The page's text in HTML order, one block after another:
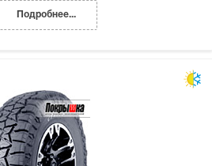
Подробнее...